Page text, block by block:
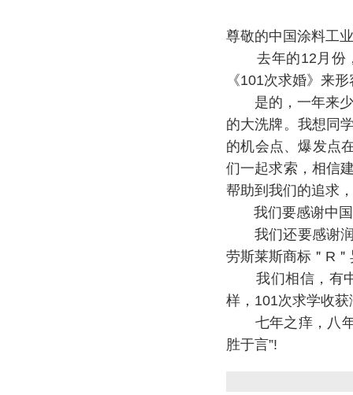
尊敬的中国涂料工
去年的12月份，
《101次求婚》来
是的，一年来少
的大洗牌。我想同
的机会点、爆发点
们一起求索，相信
帮助到我们的追求
我们要感谢中国
我们还要感谢润
劳斯莱斯商标＂R
我们相信，有中
样，101次求学收
七年之痒，八年
胜于言”!